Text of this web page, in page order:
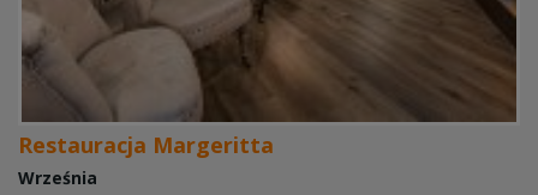
Restauracja Margeritta
Września